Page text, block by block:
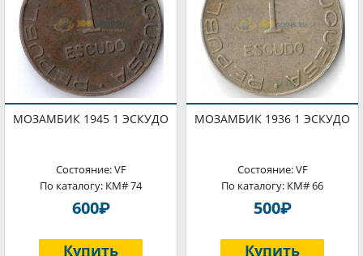
МОЗАМБИК 1945 1 ЭСКУДО
Состояние: VF
По каталогу: КМ# 74
600P
Купить
МОЗАМБИК 1936 1 ЭСКУДО
Состояние: VF
По каталогу: КМ# 66
500P
Купить